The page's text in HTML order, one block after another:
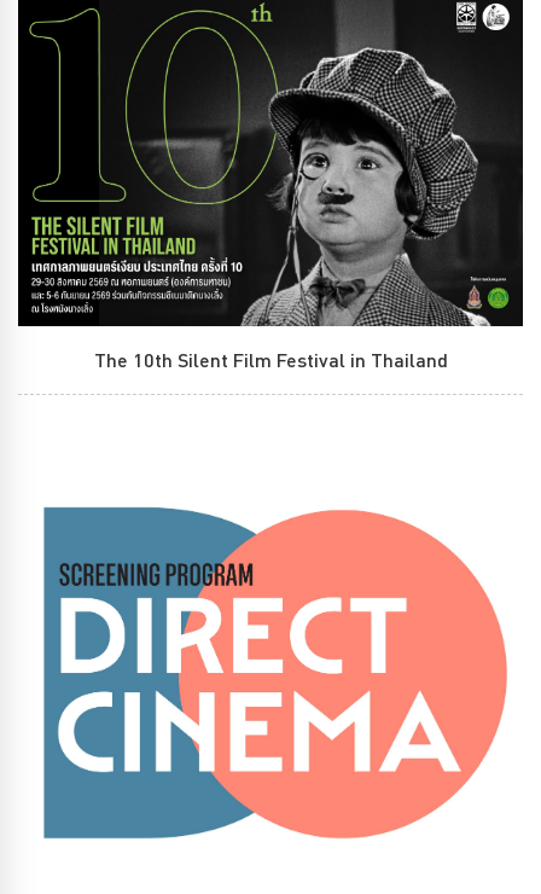
The 10th Silent Film Festival in Thailand